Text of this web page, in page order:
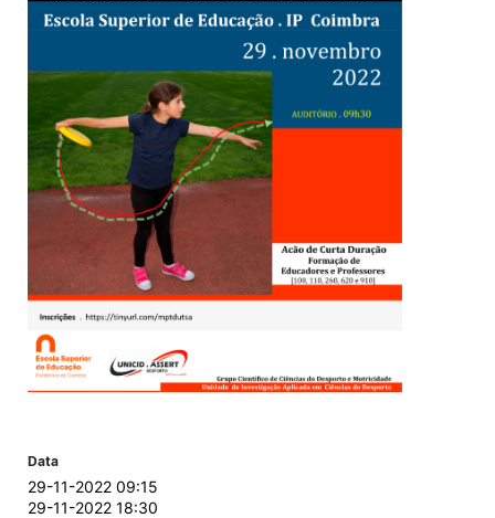
Data
29-11-2022 09:15
29-11-2022 18:30